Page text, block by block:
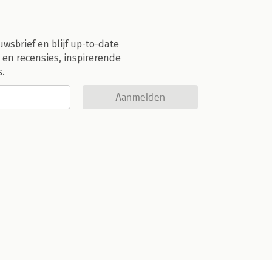
en blijf up-to-date
recensies, inspirerende
Aanmelden